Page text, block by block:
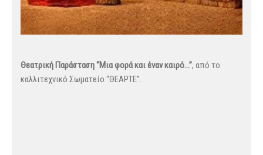
Θεατρική Παράσταση “Μια φορά και έναν καιρό…”, από το
καλλιτεχνικό Σωματείο “ΘΕΑΡΤΕ”.